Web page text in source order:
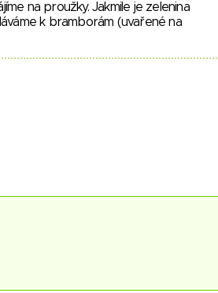
na proužky. Jakmile je zelenina
k bramborám (uvařené na